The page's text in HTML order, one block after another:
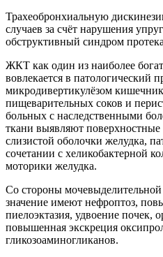
Трахеобронхиальную
случаев за счёт нарушения
обструктивный синдром
ЖКТ как один из наиболее
вовлекается в патологический
микродивертикулёзом
пищеварительных соков и
больных с наследственными
ткани выявляют
слизистой оболочки желудка,
сочетании с хеликобактерной
моторики желудка.
Со стороны мочевыделительной
значение имеют нефроптоз,
пиелоэктазия, удвоение почек,
повышенная экскреция
гликозоаминогликанов.